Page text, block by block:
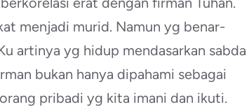
menjadi murid. Namun yg benar-
artinya yg hidup mendasarkan sabda
bukan hanya dipahami sebagai
pribadi yg kita imani dan ikuti.